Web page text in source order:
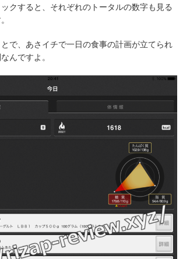
クすると、それぞれのトータルの数字も見る
で、あさイチで一日の食事の計画が立てられ
んですよ。